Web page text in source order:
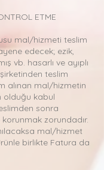
ETME
mal/hizmeti teslim
edecek; ezik,
vb. hasarlı ve ayıplı
teslim
alınan mal/hizmetin
olduğu kabul
sonra
zorundadır.
mal/hizmet
birlikte Fatura da